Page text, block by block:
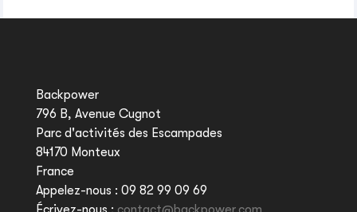
Backpower
796 B, Avenue Cugnot
Parc d'activités des Escampades
84170 Monteux
France
Appelez-nous : 09 82 99 09 69